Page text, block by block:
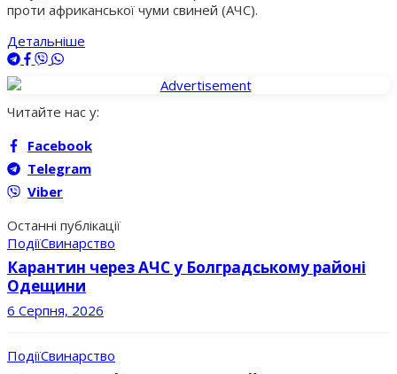
проти африканської чуми свиней (АЧС).
Детальніше
Читайте нас у:
Facebook
Telegram
Viber
Останні публікації
ПодіїСвинарство
Карантин через АЧС у Болградському районі
Одещини
6 Серпня, 2026
ПодіїСвинарство